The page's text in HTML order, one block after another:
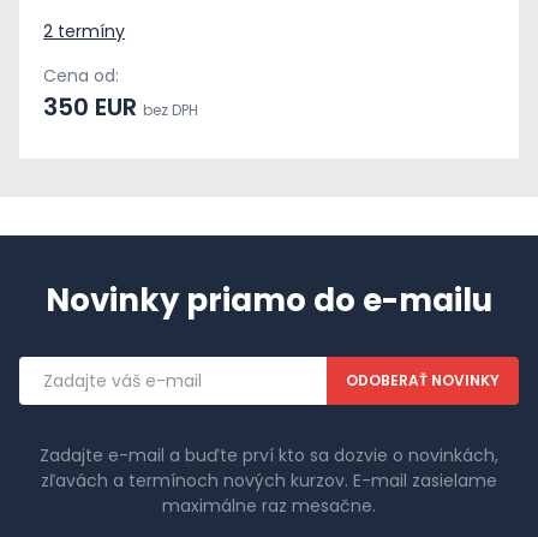
2 termíny
Cena od:
350 EUR bez DPH
Novinky priamo do e-mailu
Emailová
adresa
Zadajte e-mail a buďte prví kto sa dozvie o novinkách,
zľavách a termínoch nových kurzov. E-mail zasielame
maximálne raz mesačne.